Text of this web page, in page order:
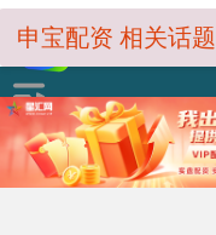
申宝配资 相关话题